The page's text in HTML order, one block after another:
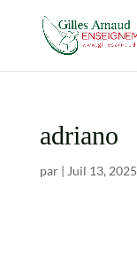
adriano
par | Juil 13, 2025